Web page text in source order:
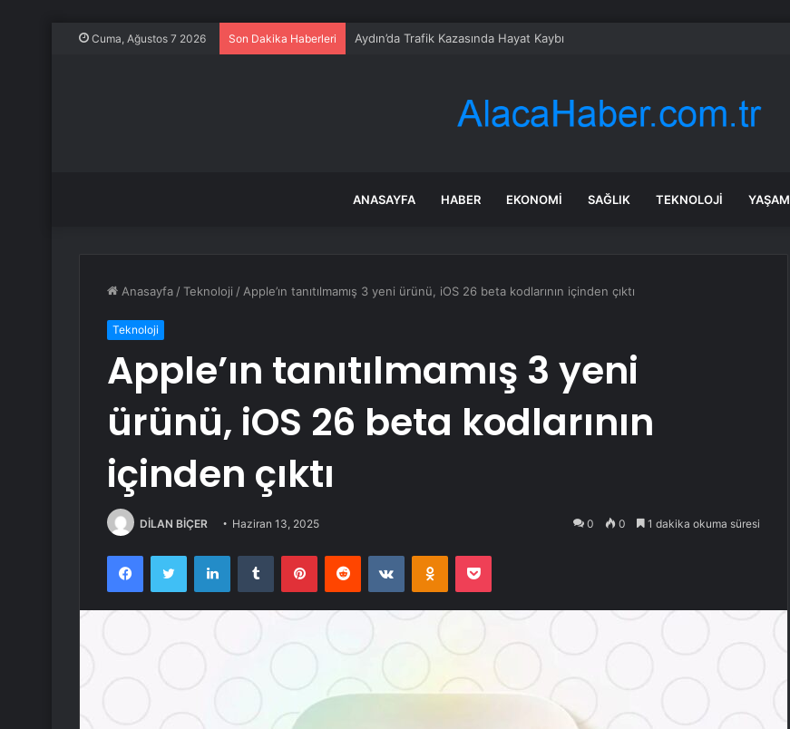
Cuma, Ağustos 7 2026 Son Dakika Haberleri Aydın’da Trafik Kazasında Hayat Kaybı
ANASAYFA HABER EKONOMI SAĞLIK TEKNOLOJI YAŞAM
Anasayfa /Teknoloji / Apple’ın tanıtılmamış 3 yeni ürünü, iOS 26 beta kodlarının içinden çıktı
Teknoloji
Apple’ın tanıtılmamış 3 yeni
ürünü, iOS 26 beta kodlarının
içinden çıktı
DİLAN BİÇER Haziran 13, 2025 0 0 1 dakika okuma süresi
FacebookTwitter LinkedInTumblr PinterestReddit VKontakteOdnoklassniki
Pocket